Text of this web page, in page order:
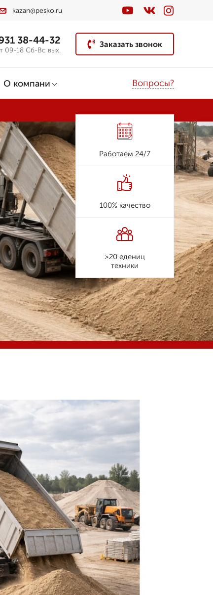
kazan@pesko.ru
38-44-32
09-18 Сб-Вс вых.
Заказать звонок
О компани Вопросы?
Работаем 24/7
100% качество
>20 едениц
техники